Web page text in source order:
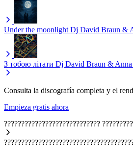
Under the moonlight Dj David Braun &
З тобою літати Dj David Braun &
Consulta la discografía completa y el
Empieza gratis ahora
????????????????????????????